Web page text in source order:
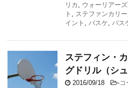
リカ , ウォーリアーズ
ト , ステファンカリー
イント , バスケ, バス
ステフィン・
グドリル（シュ
2016/09/18 -コ